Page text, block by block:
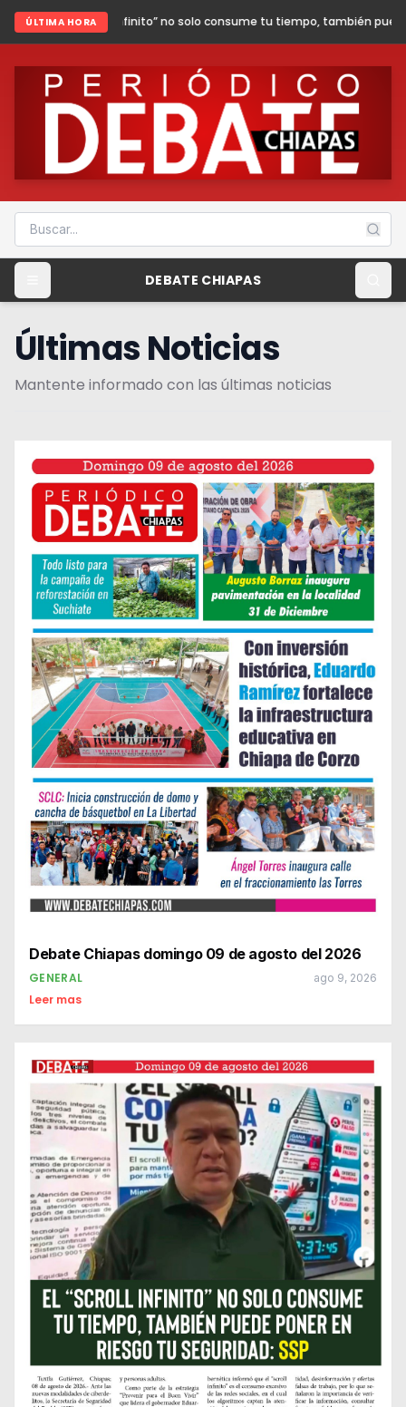
ÚLTIMA HORA
no solo consume tu tiempo, también puede poner en riesgo tu
DEBATE CHIAPAS
Últimas Noticias
Mantente informado con las últimas noticias
Debate Chiapas domingo 09 de agosto del 2026
GENERAL ago 9, 2026
Leer mas